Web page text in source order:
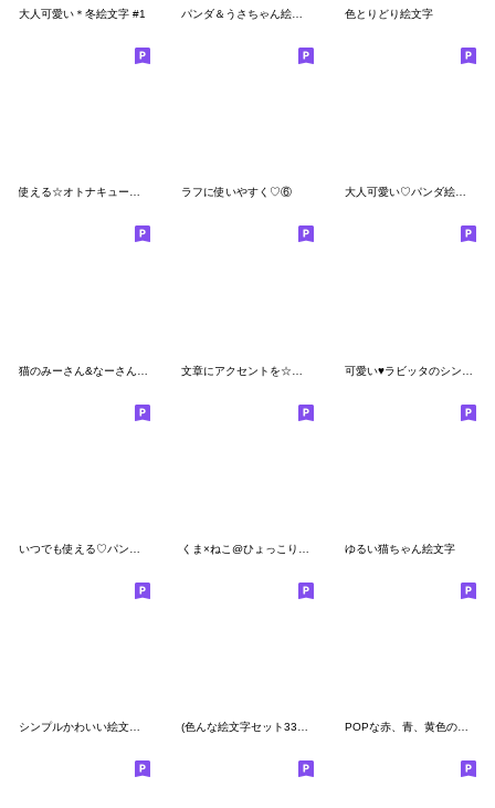
大人可愛い＊冬絵文字 #1 色とりどり絵文字
使える☆オトナキュート絵文字♩2 ラフに使いやすく♡⑥ 大人可愛い♡パンダ絵文字
ゆるい猫ちゃん絵文字
シンプルかわいい絵文字です！2 (色んな絵文字セット33大人可愛いシンプル) POPな赤、青、黄色の絵文字